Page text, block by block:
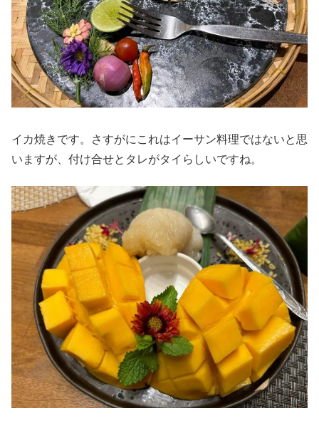
イカ焼きです。さすがにこれはイーサン料理ではないと思
いますが、付け合せとタレがタイらしいですね。